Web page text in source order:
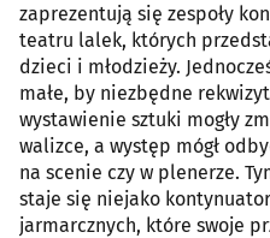
zaprezentują się zespoły
teatru lalek, których
dzieci i młodzieży.
małe, by niezbędne
wystawienie sztuki mogły
walizce, a występ mógł
na scenie czy w plenerze.
staje się niejako
jarmarcznych, które swoje